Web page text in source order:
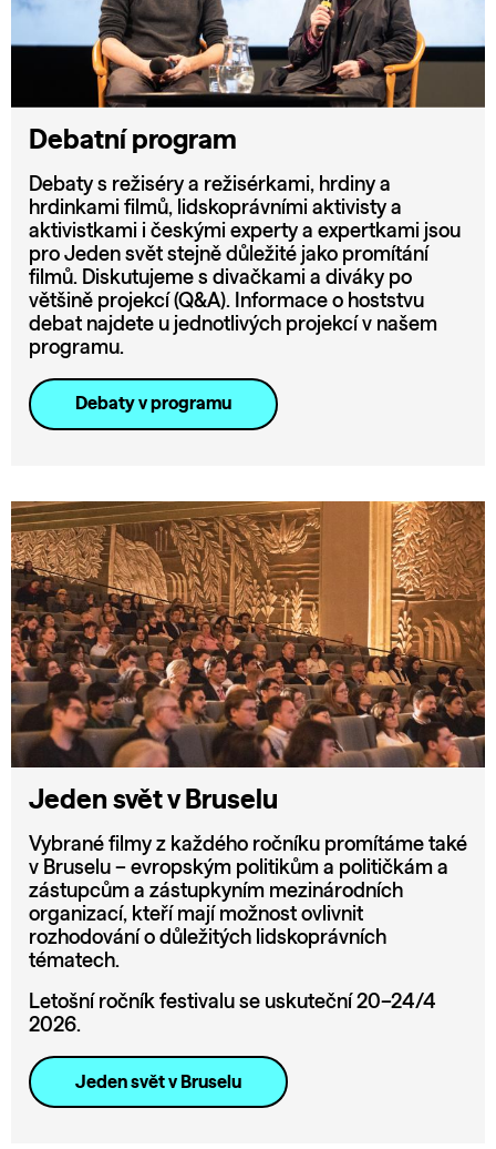
Debatní program
Debaty s režiséry a režisérkami, hrdiny a
hrdinkami filmů, lidskoprávními aktivisty a
aktivistkami i českými experty a expertkami jsou
pro Jeden svět stejně důležité jako promítání
filmů. Diskutujeme s divačkami a diváky po
většině projekcí (Q&A). Informace o hoststvu
debat najdete u jednotlivých projekcí v našem
programu.
Debaty v programu
Jeden svět v Bruselu
Vybrané filmy z každého ročníku promítáme také
v Bruselu – evropským politikům a političkám a
zástupcům a zástupkyním mezinárodních
organizací, kteří mají možnost ovlivnit
rozhodování o důležitých lidskoprávních
tématech.
Letošní ročník festivalu se uskuteční 20–24/4
2026.
Jeden svět v Bruselu